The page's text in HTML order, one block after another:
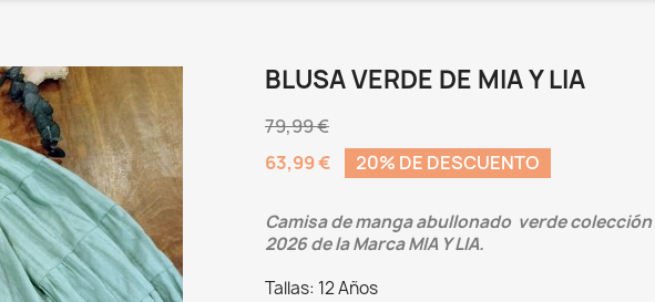
BLUSA VERDE DE MIA Y LIA
79,99 €
63,99 €
20% DE DESCUENTO
Camisa de manga abullonado verde colección
2026 de la Marca MIA Y LIA.
Tallas: 12 Años